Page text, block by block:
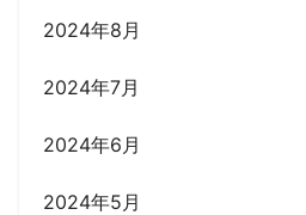
2024年8月
2024年7月
2024年6月
2024年5月